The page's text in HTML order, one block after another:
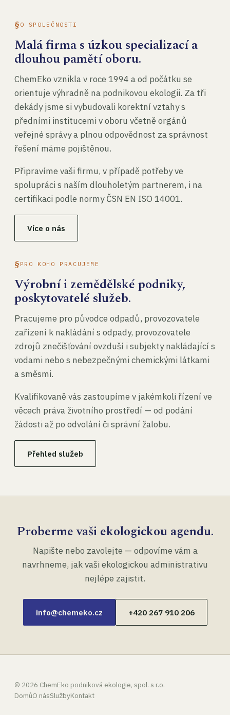
O SPOLEČNOSTI
Malá firma s úzkou specializací a
dlouhou pamětí oboru.
ChemEko vznikla v roce 1994 a od počátku se
orientuje výhradně na podnikovou ekologii. Za tři
dekády jsme si vybudovali korektní vztahy s
předními institucemi v oboru včetně orgánů
veřejné správy a plnou odpovědnost za správnost
řešení máme pojištěnou.
Připravíme vaši firmu, v případě potřeby ve
spolupráci s naším dlouholetým partnerem, i na
certifikaci podle normy ČSN EN ISO 14001.
Více o nás
PRO KOHO PRACUJEME
Výrobní i zemědělské podniky,
poskytovatelé služeb.
Pracujeme pro původce odpadů, provozovatele
zařízení k nakládání s odpady, provozovatele
zdrojů znečišťování ovzduší i subjekty nakládající s
vodami nebo s nebezpečnými chemickými látkami
a směsmi.
Kvalifikovaně vás zastoupíme v jakémkoli řízení ve
věcech práva životního prostředí — od podání
žádosti až po odvolání či správní žalobu.
Přehled služeb
Proberme vaši ekologickou agendu.
Napište nebo zavolejte — odpovíme vám a
navrhneme, jak vaši ekologickou administrativu
nejlépe zajistit.
info@chemeko.cz +420 267 910 206
© 2026 ChemEko podniková ekologie, spol. s r.o.
DomůO násSlužbyKontakt